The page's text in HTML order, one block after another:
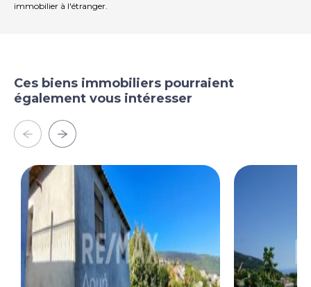
immobilier à l'étranger.
Ces biens immobiliers pourraient
également vous intéresser